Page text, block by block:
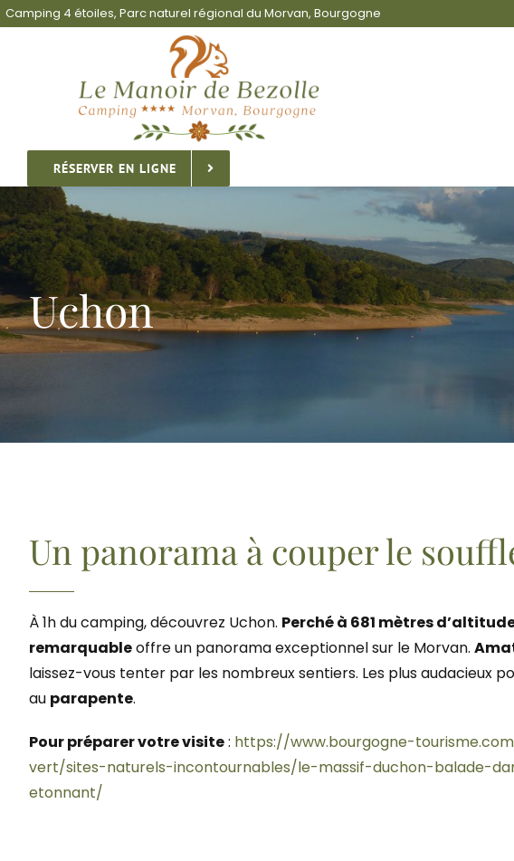
Passer
Camping 4 étoiles, Parc naturel régional du Morvan, Bourgogne
RÉSERVER EN LIGNE
Uchon
Un panorama à couper le
À 1h du camping, découvrez Uchon. Perché à 681 mètres
remarquableoffre un panorama exceptionnel sur le Morvan.
laissez-vous tenter par les nombreux sentiers. Les plus audacieux
au parapente.
Pour préparer votre visite: https://www.bourgogne-
vert/sites-naturels-incontournables/le-massif-duchon-balade-
etonnant/